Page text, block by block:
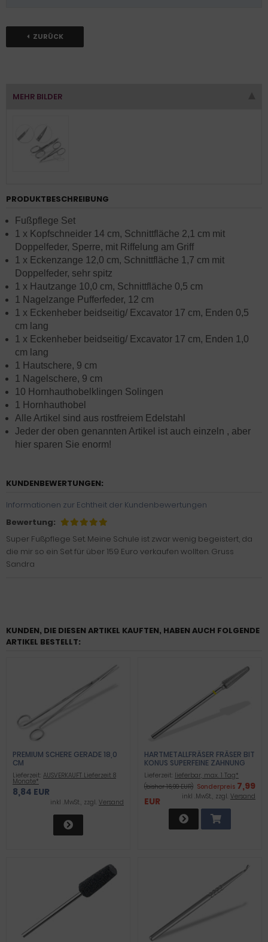
ZURÜCK
MEHR BILDER
PRODUKTBESCHREIBUNG
Fußpflege Set
1 x Kopfschneider 14 cm, Schnittfläche 2,1 cm mit
Doppelfeder, Sperre, mit Riffelung am Griff
1 x Eckenzange 12,0 cm, Schnittfläche 1,7 cm mit
Doppelfeder, sehr spitz
1 x Hautzange 10,0 cm, Schnittfläche 0,5 cm
1 Nagelzange Pufferfeder, 12 cm
1 x Eckenheber beidseitig/ Excavator 17 cm, Enden 0,5
cm lang
1 x Eckenheber beidseitig/ Excavator 17 cm, Enden 1,0
cm lang
1 Hautschere, 9 cm
1 Nagelschere, 9 cm
10 Hornhauthobelklingen Solingen
1 Hornhauthobel
Alle Artikel sind aus rostfreiem Edelstahl
Jeder der oben genannten Artikel ist auch einzeln , aber
hier sparen Sie enorm!
KUNDENBEWERTUNGEN:
Informationen zur Echtheit der Kundenbewertungen
Bewertung:
Super Fußpflege Set. Meine Schule ist zwar wenig begeistert, da
die mir so ein Set für über 159 Euro verkaufen wollten. Gruss
Sandra
KUNDEN, DIE DIESEN ARTIKEL KAUFTEN, HABEN AUCH FOLGENDE
ARTIKEL BESTELLT:
PREMIUM SCHERE GERADE 18,0
CM
Lieferzeit: AUSVERKAUFT Lieferzeit 8
Monate*
8,84 EUR
inkl .MwSt., zzgl. Versand
HARTMETALLFRÄSER FRÄSER BIT
KONUS SUPERFEINE ZAHNUNG
Lieferzeit: lieferbar, max. 1 Tag*
(bisher 16,99 EUR) Sonderpreis 7,99
EUR
inkl .MwSt., zzgl. Versand